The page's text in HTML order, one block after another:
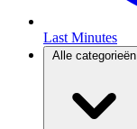
Last Minutes
Alle categorieën